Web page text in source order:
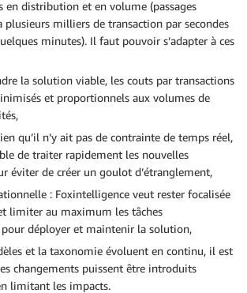
en distribution et en volume (passages
plusieurs milliers de transaction par secondes
minutes). Il faut pouvoir s’adapter à ces
la solution viable, les couts par transactions
et proportionnels aux volumes de
qu’il n’y ait pas de contrainte de temps réel,
de traiter rapidement les nouvelles
éviter de créer un goulot d’étranglement,
: Foxintelligence veut rester focalisée
limiter au maximum les tâches
déployer et maintenir la solution,
et la taxonomie évoluent en continu, il est
changements puissent être introduits
limitant les impacts.